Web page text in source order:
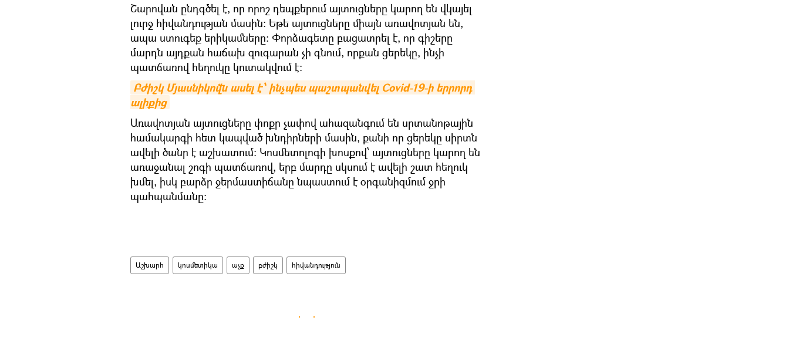
Շարովան ընդգծել է, որ որոշ դեպքերում այտուցները կարող են վկայել
լուրջ հիվանդության մասին: Եթե այտուցները միայն առավոտյան են,
ապա ստուգեք երիկամները: Փորձագետը բացատրել է, որ գիշերը
մարդն այդքան հաճախ զուգարան չի գնում, որքան ցերեկը, ինչի
պատճառով հեղուկը կուտակվում է:
Բժիշկ Մյասնիկովն ասել է՝ ինչպես պաշտպանվել Covid-19-ի երրորդ
ալիքից
Առավոտյան այտուցները փոքր չափով ահազանգում են սրտանոթային
համակարգի հետ կապված խնդիրների մասին, քանի որ ցերեկը սիրտն
ավելի ծանր է աշխատում: Կոսմետոլոգի խոսքով՝ այտուցները կարող են
առաջանալ շոգի պատճառով, երբ մարդը սկսում է ավելի շատ հեղուկ
խմել, իսկ բարձր ջերմաստիճանը նպաստում է օրգանիզմում ջրի
պահպանմանը:
Աշխարհ կոսմետիկա աչք բժիշկ հիվանդություն